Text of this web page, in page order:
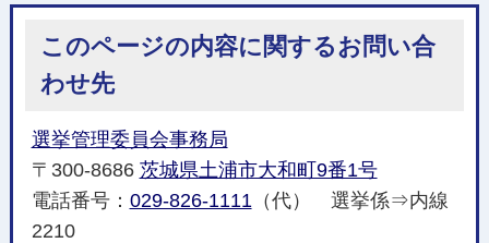
このページの内容に関するお問い合
わせ先
選挙管理委員会事務局
〒300-8686 茨城県土浦市大和町9番1号
電話番号： 029-826-1111 （代） 選挙係⇒内線
2210